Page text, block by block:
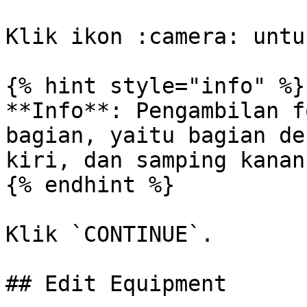
Klik ikon :camera:
{% hint style="info" %}
**Info**:
bagian, yaitu bagian
kiri, dan samping
{% endhint %}
Klik `CONTINUE`.
## Edit Equipment